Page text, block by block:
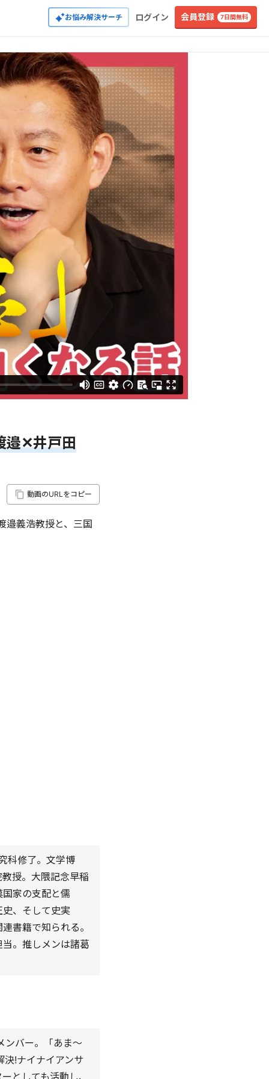
お悩み解決サーチ ログイン 会員登録 7日間無料
邉✕井戸田
動画のURLをコピー
義浩教授と、三国
科修了。文学博
授。大隈記念早稲
家の支配と儒
、そして史実
書籍で知られる。
。推しメンは諸葛
ンバー。「あま～
決!ナイナイアンサ
としても活動し、